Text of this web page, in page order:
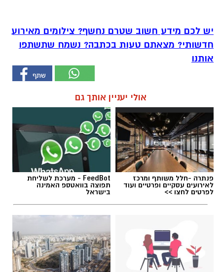
יש לכם מידע חשוב שטרם נחשף? צילומים מאירוע
חדשותי? מצאתם טעות בכתבה? נשמח שתשתפו
אותנו
אולי יעניין אותך גם
פנתרה -חלל משותף ומרכז
לאירועים עסקיים ופרטיים ועוד
לפרטים לחצו >>
FeedBot - מערכת לשליחת
תפוצה בוואטספ האמינה
בישראל